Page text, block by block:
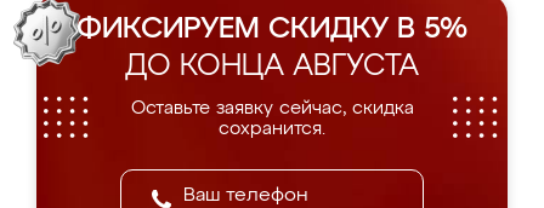
ФИКСИРУЕМ СКИДКУ В 5%
ДО КОНЦА АВГУСТА
Оставьте заявку сейчас, скидка
сохранится.